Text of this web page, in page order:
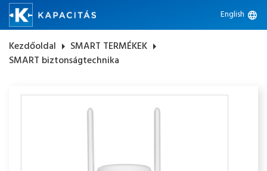
English language
Kezdőoldal arrow_right SMART TERMÉKEK arrow_right
SMART biztonságtechnika